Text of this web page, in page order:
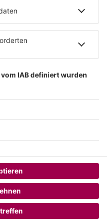
7 ELECTRONIC
resc.web, dem CMS von resc.